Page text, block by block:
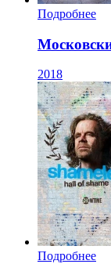
Подробнее
2018
Подробнее